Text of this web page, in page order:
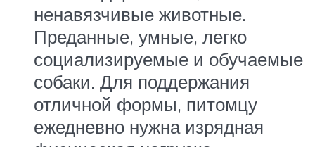
ненавязчивые животные.
Преданные, умные, легко
социализируемые и обучаемые
собаки. Для поддержания
отличной формы, питомцу
ежедневно нужна изрядная